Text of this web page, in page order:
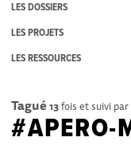
LES DOSSIERS
LES PROJETS
LES RESSOURCES
Tagué 13fois et suivi par
#APERO-